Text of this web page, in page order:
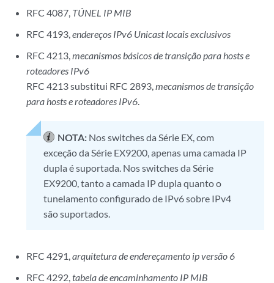
RFC 4087, TÚNEL IP MIB
RFC 4193,endereços IPv6 Unicast locais exclusivos
RFC 4213,mecanismos básicos de transição para hosts e
roteadores IPv6
RFC 4213 substitui RFC 2893,mecanismos de transição
para hosts e roteadores IPv6.
NOTA: Nos switches da Série EX, com
exceção da Série EX9200, apenas uma camada IP
dupla é suportada. Nos switches da Série
EX9200, tanto a camada IP dupla quanto o
tunelamento configurado de IPv6 sobre IPv4
são suportados.
RFC 4291,arquitetura de endereçamento ip versão 6
RFC 4292,tabela de encaminhamento IP MIB